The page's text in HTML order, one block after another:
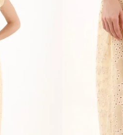
Chaqueta
Short
Bermuda